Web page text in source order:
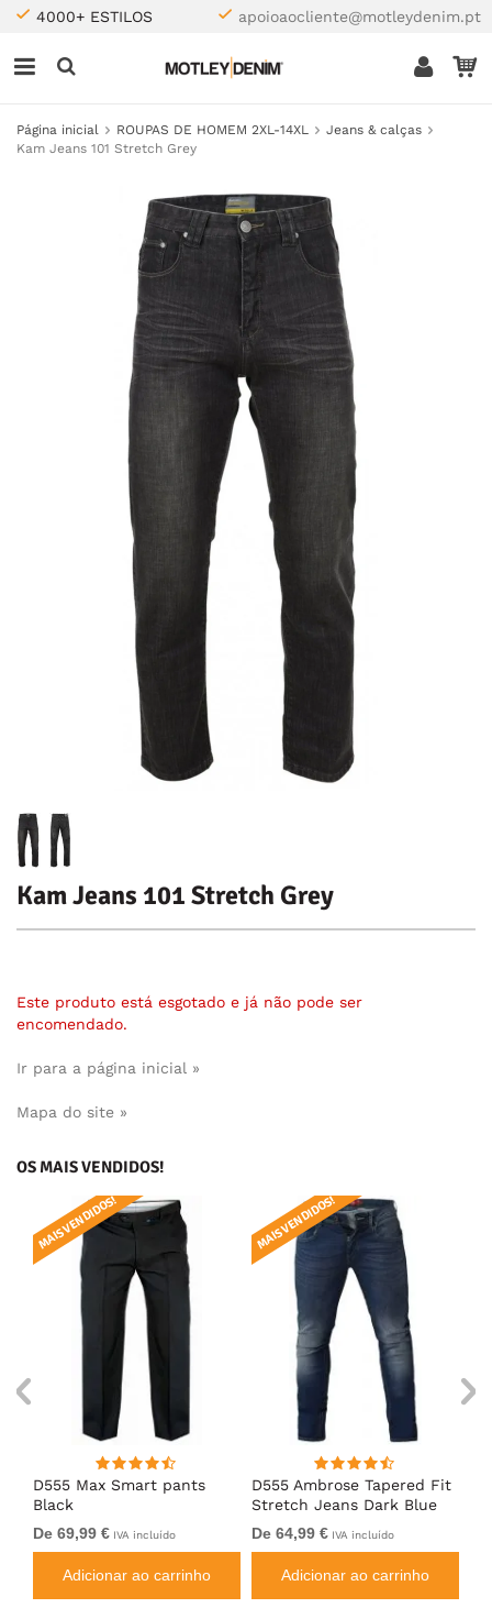
4000+ ESTILOS apoioaocliente@motleydenim.pt
Página inicial ROUPAS DE HOMEM 2XL-14XL
Jeans & calças
Kam Jeans 101 Stretch Grey
Kam Jeans 101 Stretch Grey
Este produto está esgotado e já não pode ser
encomendado.
Ir para a página inicial »
Mapa do site »
OS MAIS VENDIDOS!
D555 Max Smart pants
Black
MAIS VENDIDOS!
De 69,99 € IVA incluído
Adicionar ao carrinho
D555 Ambrose Tapered Fit
Stretch Jeans Dark Blue
MAIS VENDIDOS!
De 64,99 € IVA incluído
Adicionar ao carrinho